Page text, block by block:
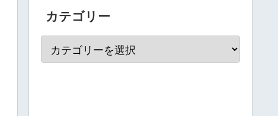
カテゴリー